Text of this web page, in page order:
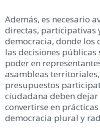
Además, es necesario
directas, participativas
democracia, donde los
las decisiones
poder en
asambleas
presupuestos
ciudadana deben dejar
convertirse en
democracia plural y